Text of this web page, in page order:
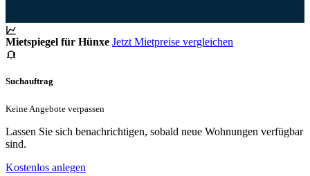
Mietspiegel für Hünxe Jetzt Mietpreise vergleichen
Suchauftrag
Keine Angebote verpassen
Lassen Sie sich benachrichtigen, sobald neue Wohnungen verfügbar
sind.
Kostenlos anlegen